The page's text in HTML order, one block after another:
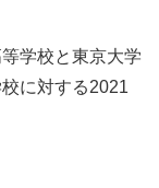
学校と東京大学
に対する2021